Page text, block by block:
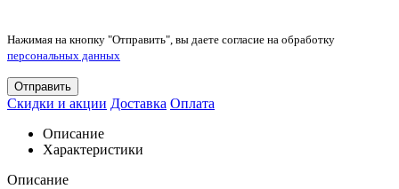
Нажимая на кнопку "Отправить", вы даете согласие на обработку
персональных данных
Отправить
Скидки и акции Доставка Оплата
Описание
Характеристики
Описание